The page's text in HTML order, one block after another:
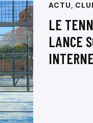
ACTU,
LE
LANCE